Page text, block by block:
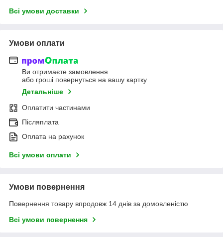
Всі умови доставки
Умови оплати
Ви отримаєте замовлення
або гроші повернуться на вашу картку
Детальніше
Оплатити частинами
Післяплата
Оплата на рахунок
Всі умови оплати
Умови повернення
Повернення товару впродовж 14 днів за домовленістю
Всі умови повернення